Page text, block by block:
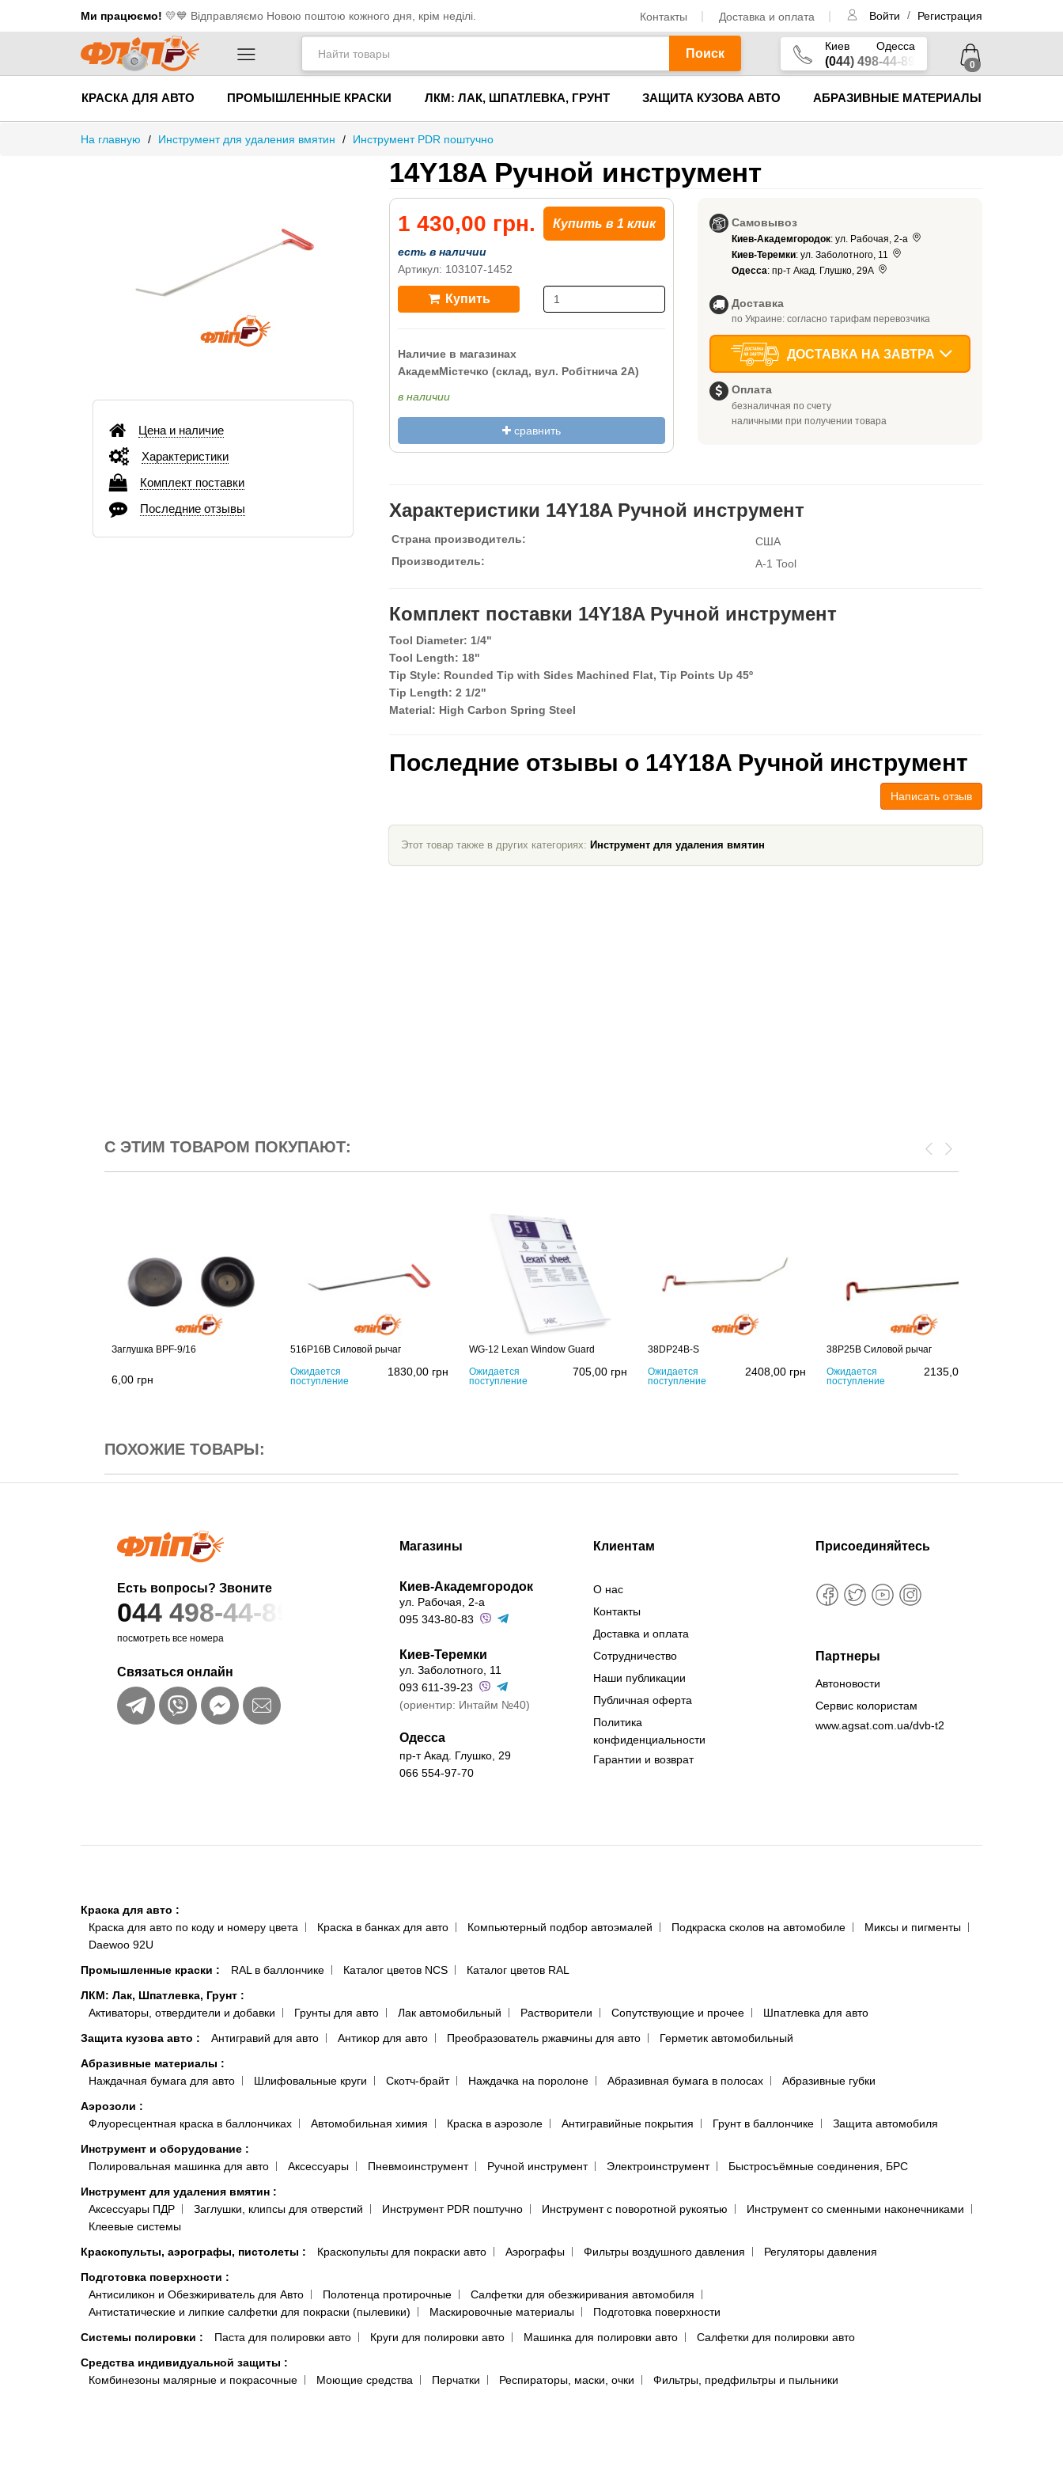
Ми працюємо! 💛​💙 Відправляємо Новою поштою кожного дня, крім неділі. Контакты Доставка и оплата Войти / Регистрация
Поиск
Киев Одесса
(044) 498-44-89 0
КРАСКА ДЛЯ АВТО ПРОМЫШЛЕННЫЕ КРАСКИ ЛКМ: ЛАК, ШПАТЛЕВКА, ГРУНТ ЗАЩИТА КУЗОВА АВТО АБРАЗИВНЫЕ МАТЕРИАЛЫ
На главную / Инструмент для удаления вмятин / Инструмент PDR поштучно
Цена и наличие
Характеристики
Комплект поставки
Последние отзывы
14Y18A Ручной инструмент
1 430,00 грн. Купить в 1 клик
есть в наличии
Артикул: 103107-1452
Купить
Наличие в магазинах
АкадемМістечко (склад, вул. Робітнича 2А)
в наличии
сравнить
Самовывоз
Киев-Академгородок: ул. Рабочая, 2-а
Киев-Теремки: ул. Заболотного, 11
Одесса: пр-т Акад. Глушко, 29А
Доставка
по Украине: согласно тарифам перевозчика
ДОСТАВКА НА ЗАВТРА
Оплата
безналичная по счету
наличными при получении товара
Характеристики 14Y18A Ручной инструмент
Страна производитель:
США
Производитель:
A-1 Tool
Комплект поставки 14Y18A Ручной инструмент
Tool Diameter: 1/4"
Tool Length: 18"
Tip Style: Rounded Tip with Sides Machined Flat, Tip Points Up 45º
Tip Length: 2 1/2"
Material: High Carbon Spring Steel
Последние отзывы о 14Y18A Ручной инструмент
Написать отзыв
Этот товар также в других категориях: Инструмент для удаления вмятин
С ЭТИМ ТОВАРОМ ПОКУПАЮТ:
Заглушка BPF-9/16
6,00 грн
516P16B Силовой рычаг
Ожидается
поступление
1830,00 грн
WG-12 Lexan Window Guard
Ожидается
поступление
705,00 грн
38DP24B-S
Ожидается
поступление
2408,00 грн
38P25B Силовой рычаг
Ожидается
поступление
2135,00
ПОХОЖИЕ ТОВАРЫ:
Есть вопросы? Звоните
044 498-44-89
посмотреть все номера
Связаться онлайн
Магазины
Киев-Академгородок
ул. Рабочая, 2-а
095 343-80-83
Киев-Теремки
ул. Заболотного, 11
093 611-39-23
(ориентир: Интайм №40)
Одесса
пр-т Акад. Глушко, 29
066 554-97-70
Клиентам
О нас
Контакты
Доставка и оплата
Сотрудничество
Наши публикации
Публичная оферта
Политика
конфиденциальности
Гарантии и возврат
Присоединяйтесь
Партнеры
Автоновости
Сервис колористам
www.agsat.com.ua/dvb-t2
Краска для авто :
Краска для авто по коду и номеру цвета
Краска в банках для авто Компьютерный подбор автоэмалей Подкраска сколов на автомобиле
Миксы и пигменты
Daewoo 92U
Промышленные краски : RAL в баллончике Каталог цветов NCS
Каталог цветов RAL
ЛКМ: Лак, Шпатлевка, Грунт :
Активаторы, отвердители и добавки
Грунты для авто Лак автомобильный Растворители Сопутствующие и прочее
Шпатлевка для авто
Защита кузова авто : Антигравий для авто Антикор для авто Преобразователь ржавчины для авто
Герметик автомобильный
Абразивные материалы :
Наждачная бумага для авто
Шлифовальные круги Скотч-брайт Наждачка на поролоне Абразивная бумага в полосах
Абразивные губки
Аэрозоли :
Флуоресцентная краска в баллончиках
Автомобильная химия Краска в аэрозоле Антигравийные покрытия Грунт в баллончике
Защита автомобиля
Инструмент и оборудование :
Полировальная машинка для авто
Аксессуары Пневмоинструмент Ручной инструмент Электроинструмент
Быстросъёмные соединения, БРС
Инструмент для удаления вмятин :
Аксессуары ПДР
Заглушки, клипсы для отверстий Инструмент PDR поштучно Инструмент с поворотной рукоятью
Инструмент со сменными наконечниками
Клеевые системы
Краскопульты, аэрографы, пистолеты : Краскопульты для покраски авто Аэрографы Фильтры воздушного давления
Регуляторы давления
Подготовка поверхности :
Антисиликон и Обезжириватель для Авто
Полотенца протирочные
Салфетки для обезжиривания автомобиля
Антистатические и липкие салфетки для покраски (пылевики)
Маскировочные материалы
Подготовка поверхности
Системы полировки : Паста для полировки авто Круги для полировки авто Машинка для полировки авто
Салфетки для полировки авто
Средства индивидуальной защиты :
Комбинезоны малярные и покрасочные
Моющие средства Перчатки Респираторы, маски, очки
Фильтры, предфильтры и пыльники